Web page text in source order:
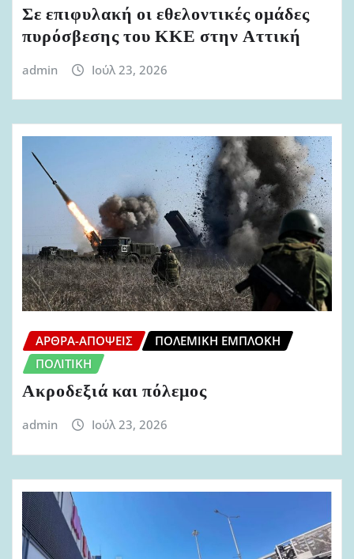
Σε επιφυλακή οι εθελοντικές ομάδες
πυρόσβεσης του ΚΚΕ στην Αττική
admin Ιούλ 23, 2026
ΆΡΘΡΑ-ΑΠΌΨΕΙΣ
ΠΟΛΕΜΙΚΉ ΕΜΠΛΟΚΉ
ΠΟΛΙΤΙΚΉ
Ακροδεξιά και πόλεμος
admin Ιούλ 23, 2026